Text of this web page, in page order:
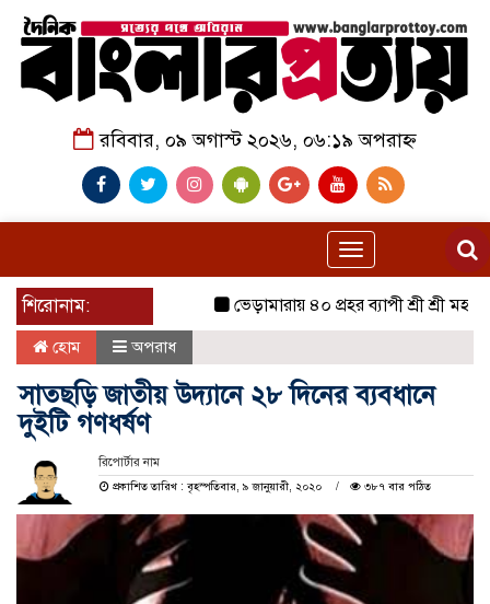
রবিবার, ০৯ অগাস্ট ২০২৬, ০৬:১৯ অপরাহ্ন
Toggle
navigation
শিরোনাম:
ভেড়ামারায় ৪০ প্রহর ব্যাপী শ্রী শ্রী
হোম অপরাধ
সাতছড়ি জাতীয় উদ্যানে ২৮ দিনের ব্যবধানে
দুইটি গণধর্ষণ
রিপোর্টার নাম
প্রকাশিত তারিখ : বৃহস্পতিবার, ৯ জানুয়ারী, ২০২০
৩৮৭ বার পঠিত